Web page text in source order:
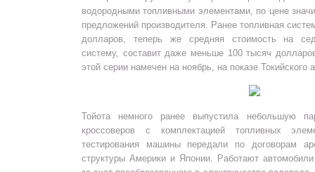
водородными топливными элементами, по цене
предложений производителя. Ранее топливная
долларов, теперь же средняя стоимость на
систему, составит даже меньше 100 тысяч
этой серии намечен на ноябрь, на показе Токийского
Тойота немного ранее выпустила небольшую
кроссоверов с комплектацией топливных
тестирования машины передали по договорам
структуры Америки и Японии. Работают